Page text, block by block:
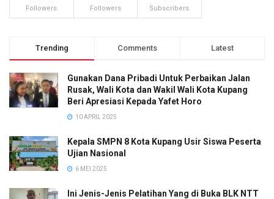
Followers Followers Subscribers
Trending Comments Latest
Gunakan Dana Pribadi Untuk Perbaikan Jalan
Rusak, Wali Kota dan Wakil Wali Kota Kupang
Beri Apresiasi Kepada Yafet Horo
10 APRIL 2025
Kepala SMPN 8 Kota Kupang Usir Siswa Peserta
Ujian Nasional
6 MEI 2025
Ini Jenis-Jenis Pelatihan Yang di Buka BLK NTT